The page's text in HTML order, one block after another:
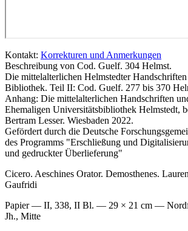
Kontakt: Korrekturen und Anmerkungen
Beschreibung von Cod. Guelf. 304 Helmst.
Die mittelalterlichen Helmstedter
Bibliothek. Teil II: Cod. Guelf. 277 bis 370
Anhang: Die mittelalterlichen Handschriften
Ehemaligen Universitätsbibliothek Helmstedt,
Bertram Lesser. Wiesbaden 2022.
Gefördert durch die Deutsche
des Programms "Erschließung und
und gedruckter Überlieferung"
Cicero. Aeschines Orator. Demosthenes.
Gaufridi
Papier — II, 338, II Bl. — 29 × 21 cm —
Jh., Mitte